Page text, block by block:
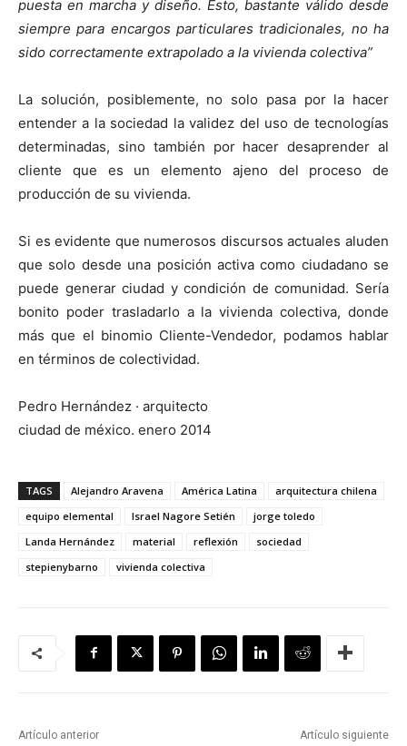
puesta en marcha y diseño. Esto, bastante válido desde
siempre para encargos particulares tradicionales, no ha
sido correctamente extrapolado a la vivienda colectiva”
La solución, posiblemente, no solo pasa por la hacer
entender a la sociedad la validez del uso de tecnologías
determinadas, sino también por hacer desaprender al
cliente que es un elemento ajeno del proceso de
producción de su vivienda.
Si es evidente que numerosos discursos actuales aluden
que solo desde una posición activa como ciudadano se
puede generar ciudad y condición de comunidad. Sería
bonito poder trasladarlo a la vivienda colectiva, donde
más que el binomio Cliente-Vendedor, podamos hablar
en términos de colectividad.
Pedro Hernández · arquitecto
ciudad de méxico. enero 2014
TAGS Alejandro Aravena América Latina
arquitectura chilena
equipo elemental
Israel Nagore Setién
jorge toledo
Landa Hernández
material reflexión
sociedad
stepienybarno
vivienda colectiva
Artículo anterior Artículo siguiente